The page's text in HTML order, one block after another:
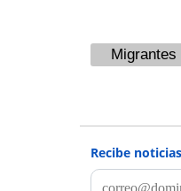
Migrantes
Recibe